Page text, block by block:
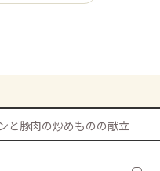
と豚肉の炒めものの献立